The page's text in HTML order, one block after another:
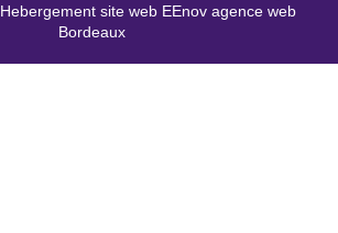
Hebergement site web EEnov agence web
Bordeaux